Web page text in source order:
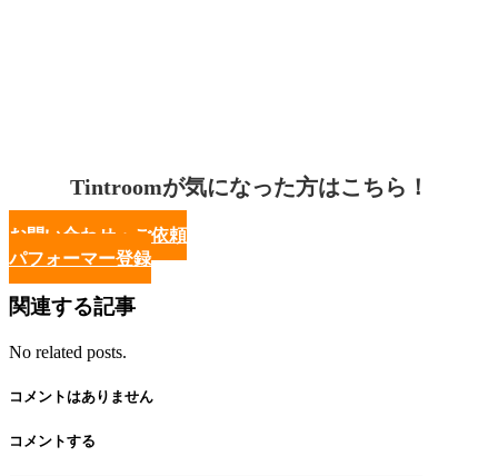
Tintroomが気になった方はこちら！
お問い合わせ・ご依頼
パフォーマー登録
関連する記事
No related posts.
コメントはありません
コメントする